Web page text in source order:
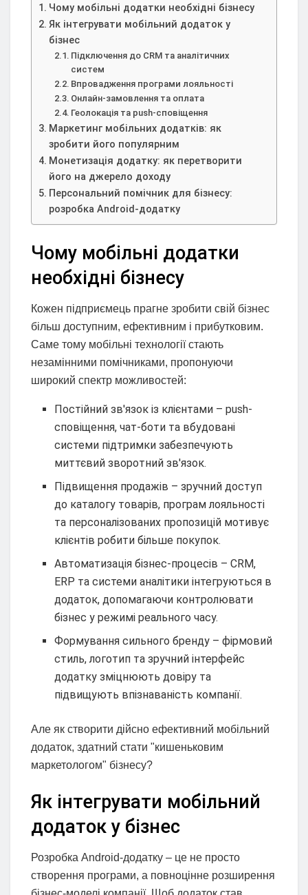
Чому мобільні додатки необхідні бізнесу
Як інтегрувати мобільний додаток у
бізнес
Підключення до CRM та аналітичних
систем
Впровадження програми лояльності
Онлайн-замовлення та оплата
Геолокація та push-сповіщення
Маркетинг мобільних додатків: як
зробити його популярним
Монетизація додатку: як перетворити
його на джерело доходу
Персональний помічник для бізнесу:
розробка Android-додатку
Чому мобільні додатки
необхідні бізнесу
Кожен підприємець прагне зробити свій бізнес
більш доступним, ефективним і прибутковим.
Саме тому мобільні технології стають
незамінними помічниками, пропонуючи
широкий спектр можливостей:
Постійний зв'язок із клієнтами – push-
сповіщення, чат-боти та вбудовані
системи підтримки забезпечують
миттєвий зворотний зв'язок.
Підвищення продажів – зручний доступ
до каталогу товарів, програм лояльності
та персоналізованих пропозицій мотивує
клієнтів робити більше покупок.
Автоматизація бізнес-процесів – CRM,
ERP та системи аналітики інтегруються в
додаток, допомагаючи контролювати
бізнес у режимі реального часу.
Формування сильного бренду – фірмовий
стиль, логотип та зручний інтерфейс
додатку зміцнюють довіру та
підвищують впізнаваність компанії.
Але як створити дійсно ефективний мобільний
додаток, здатний стати "кишеньковим
маркетологом" бізнесу?
Як інтегрувати мобільний
додаток у бізнес
Розробка Android-додатку – це не просто
створення програми, а повноцінне розширення